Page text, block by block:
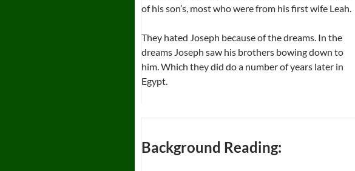
of his son’s, most who were from his first wife Leah.
They hated Joseph because of the dreams. In the
dreams Joseph saw his brothers bowing down to
him. Which they did do a number of years later in
Egypt.
Background Reading: